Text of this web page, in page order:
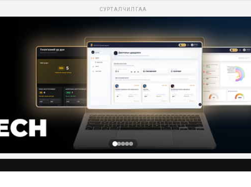
СУРТАЛЧИЛГАА